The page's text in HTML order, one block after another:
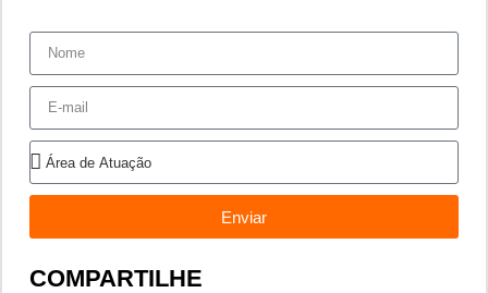
Enviar
COMPARTILHE